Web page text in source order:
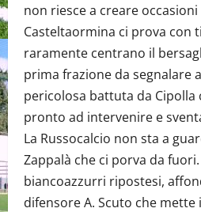
non riesce a creare
Casteltaormina ci prova con
raramente centrano il
prima frazione da segnalare
pericolosa battuta da
pronto ad intervenire e
La Russocalcio non sta a
Zappalà che ci porva da
biancoazzurri ripostesi,
difensore A. Scuto che mette